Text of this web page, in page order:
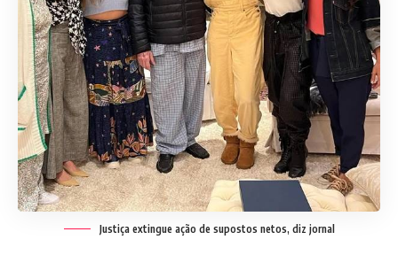
Justiça extingue ação de supostos netos, diz jornal